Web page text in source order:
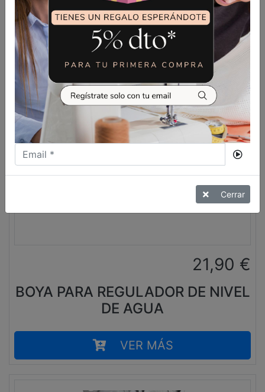
VER MÁS
21,90 €
BOYA PARA REGULADOR DE NIVEL
DE AGUA
VER MÁS
Cerrar